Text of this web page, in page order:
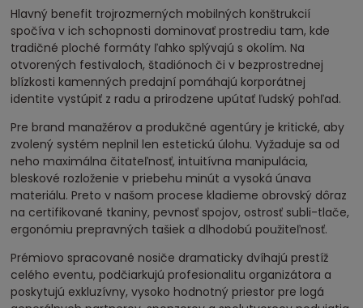
Hlavný benefit trojrozmerných mobilných konštrukcií
spočíva v ich schopnosti dominovať prostrediu tam, kde
tradičné ploché formáty ľahko splývajú s okolím. Na
otvorených festivaloch, štadiónoch či v bezprostrednej
blízkosti kamenných predajní pomáhajú korporátnej
identite vystúpiť z radu a prirodzene upútať ľudský pohľad.
Pre brand manažérov a produkčné agentúry je kritické, aby
zvolený systém neplnil len estetickú úlohu. Vyžaduje sa od
neho maximálna čitateľnosť, intuitívna manipulácia,
bleskové rozloženie v priebehu minút a vysoká únava
materiálu. Preto v našom procese kladieme obrovský dôraz
na certifikované tkaniny, pevnosť spojov, ostrosť subli-tlače,
ergonómiu prepravných tašiek a dlhodobú použiteľnosť.
Prémiovo spracované nosiče dramaticky dvíhajú prestíž
celého eventu, podčiarkujú profesionalitu organizátora a
poskytujú exkluzívny, vysoko hodnotný priestor pre logá